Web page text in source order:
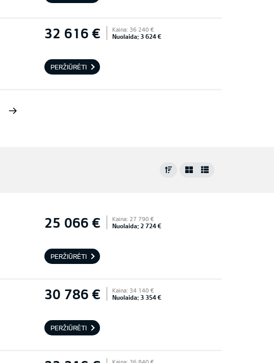
32 616 € Kaina: 36 240 €
Nuolaida: 3 624 €
PERŽIŪRĖTI
25 066 € Kaina: 27 790 €
Nuolaida: 2 724 €
PERŽIŪRĖTI
30 786 € Kaina: 34 140 €
Nuolaida: 3 354 €
PERŽIŪRĖTI